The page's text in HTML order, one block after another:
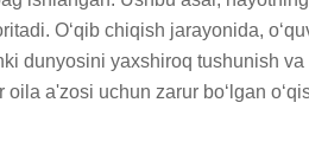
O‘qib chiqish jarayonida,
dunyosini yaxshiroq tushunish
a'zosi uchun zarur bo‘lgan